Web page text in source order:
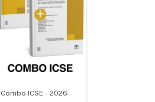
Combo ICSE - 2026